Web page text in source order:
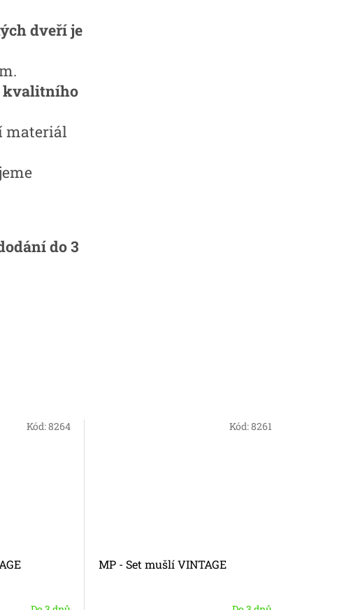
dveří je
kvalitního
materiál
do 3
Kód:8264
MP - Set mušlí VINTAGE
Kód:8261